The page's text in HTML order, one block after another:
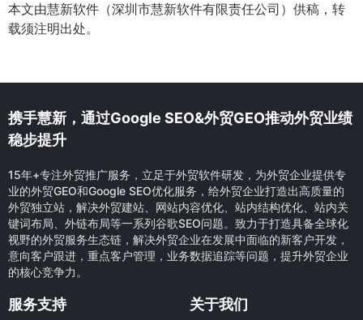
本文由慧新软件（深圳市慧新软件有限责任公司）供稿，转
载须注明出处。
携手慧新，通过Google SEO&外贸GEO推动外贸业绩
稳步提升
15年+专注外贸推广服务，立足于外贸软件研发，为外贸企业提供专
业的外贸GEO和Google SEO优化服务，给外贸企业打造出高质量的
外贸独立站，解决外贸建站、网站内容优化、站内结构优化、站内关
键词布局、外链布局等一系列谷歌SEO问题。致力于打造具备全球化
视野的外贸服务生态链，解决外贸企业在发展中面临的新客户开发，
意向客户跟进，重点客户管理，业务数据追踪等问题，提升外贸企业
的核心竞争力。
服务支持 关于我们